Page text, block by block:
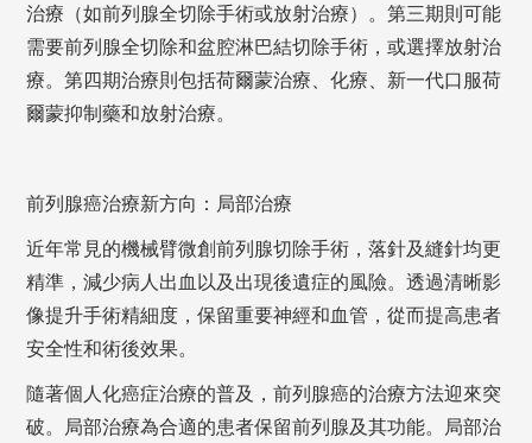
治療（如前列腺全切除手術或放射治療）。第三期則可能
需要前列腺全切除和盆腔淋巴結切除手術，或選擇放射治
療。第四期治療則包括荷爾蒙治療、化療、新一代口服荷
爾蒙抑制藥和放射治療。
前列腺癌治療新方向：局部治療
近年常見的機械臂微創前列腺切除手術，落針及縫針均更
精準，減少病人出血以及出現後遺症的風險。透過清晰影
像提升手術精細度，保留重要神經和血管，從而提高患者
安全性和術後效果。
隨著個人化癌症治療的普及，前列腺癌的治療方法迎來突
破。局部治療為合適的患者保留前列腺及其功能。局部治